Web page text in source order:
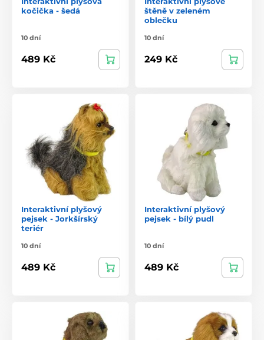
kočička - šedá
10 dní
489 Kč
štěně v zeleném
oblečku
10 dní
249 Kč
Interaktivní plyšový
pejsek - Jorkšírský
teriér
10 dní
489 Kč
Interaktivní plyšový
pejsek - bílý pudl
10 dní
489 Kč